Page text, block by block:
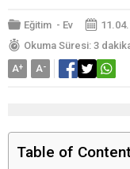
Eğitim - Ev
Okuma Süresi: 3
A+ A-
Table of